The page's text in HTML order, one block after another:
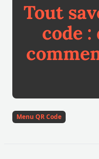
Tout
code
Menu QR Code